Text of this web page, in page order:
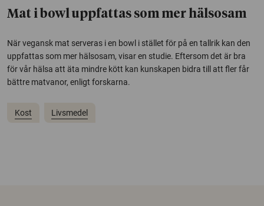
Mat i bowl uppfattas som mer hälsosam
När vegansk mat serveras i en bowl i stället för på en tallrik kan den
uppfattas som mer hälsosam, visar en studie. Eftersom det är bra
för vår hälsa att äta mindre kött kan kunskapen bidra till att fler får
bättre matvanor, enligt forskarna.
Kost Livsmedel